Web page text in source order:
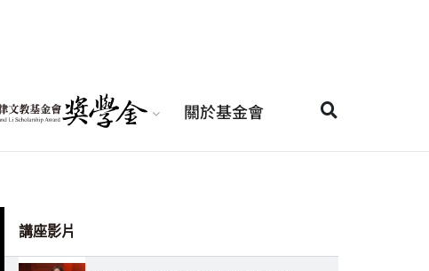
關於基金會
講座影片